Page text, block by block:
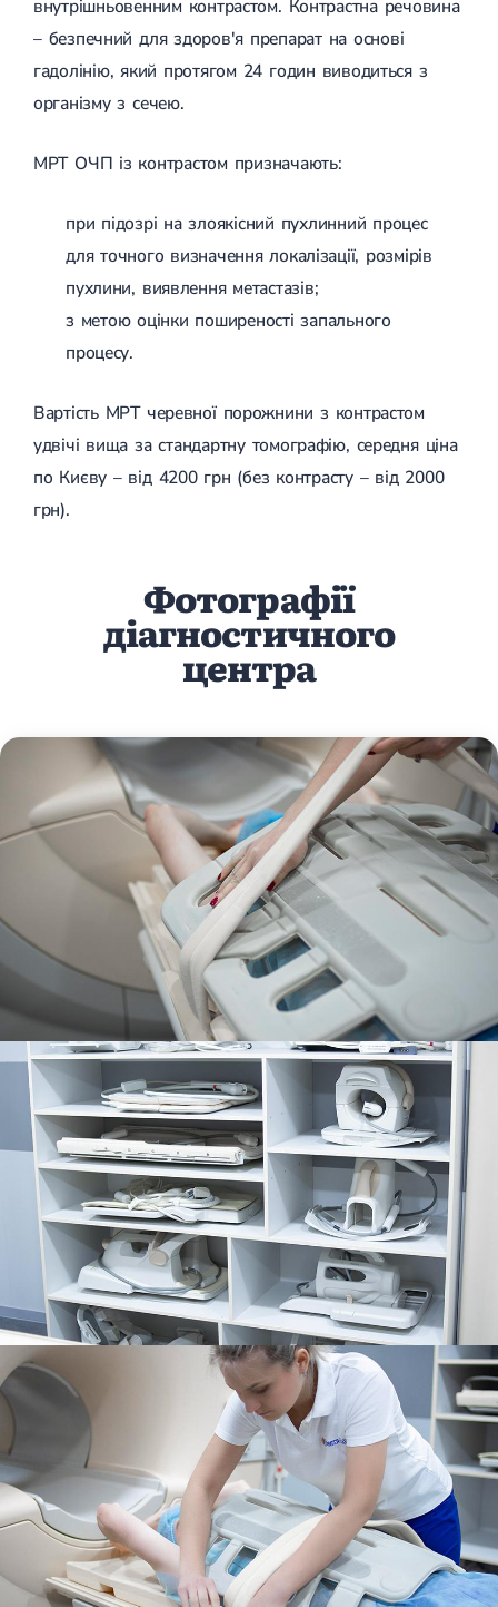
внутрішньовенним контрастом. Контрастна речовина
– безпечний для здоров'я препарат на основі
гадолінію, який протягом 24 годин виводиться з
організму з сечею.
МРТ ОЧП із контрастом призначають:
при підозрі на злоякісний пухлинний процес
для точного визначення локалізації, розмірів
пухлини, виявлення метастазів;
з метою оцінки поширеності запального
процесу.
Вартість МРТ черевної порожнини з контрастом
удвічі вища за стандартну томографію, середня ціна
по Києву – від 4200 грн (без контрасту – від 2000
грн).
Фотографії
діагностичного
центра